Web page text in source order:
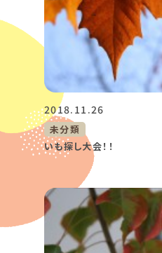
2018.11.26
未分類
いも探し大会！！